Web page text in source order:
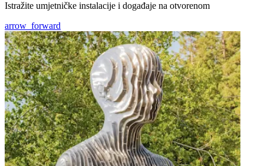
Istražite umjetničke instalacije i događaje na otvorenom
arrow_forward